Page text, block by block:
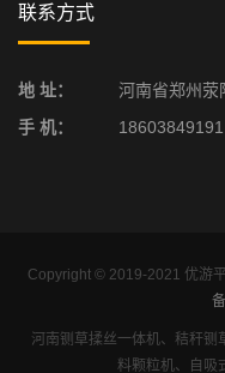
联系方式
地 址：
河南省郑州荥
手 机：
18603849191
Copyright © 2019-2021 优游
河南铡草揉丝一体机、秸秆铡
料颗粒机、自吸